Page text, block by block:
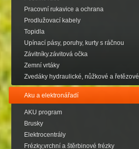
Pracovní rukavice a ochrana
Prodlužovací kabely
Topidla
Upínací pásy, poruhy, kurty s ráčnou
Závitníky.závitová očka
Zemní vrtáky
Zvedáky hydraulické, nůžkové a řetězové
Aku a elektronářadí
AKU program
Brusky
Elektrocentrály
Frézky,vrchní a štěrbinové frézky